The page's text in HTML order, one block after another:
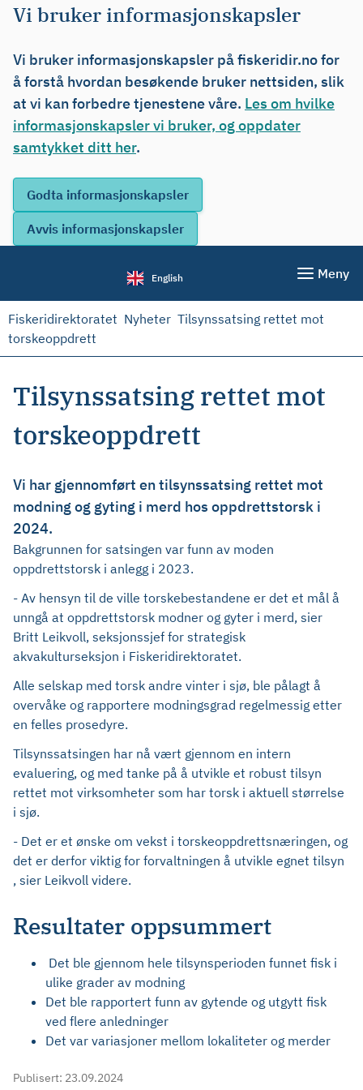
Vi bruker informasjonskapsler
Vi bruker informasjonskapsler på fiskeridir.no for
å forstå hvordan besøkende bruker nettsiden, slik
at vi kan forbedre tjenestene våre. Les om hvilke
informasjonskapsler vi bruker, og oppdater
samtykket ditt her.
English Meny
Fiskeridirektoratet Nyheter Tilsynssatsing rettet mot
torskeoppdrett
Tilsynssatsing rettet mot
torskeoppdrett
Vi har gjennomført en tilsynssatsing rettet mot
modning og gyting i merd hos oppdrettstorsk i
2024.
Bakgrunnen for satsingen var funn av moden
oppdrettstorsk i anlegg i 2023.
- Av hensyn til de ville torskebestandene er det et mål å
unngå at oppdrettstorsk modner og gyter i merd, sier
Britt Leikvoll, seksjonssjef for strategisk
akvakulturseksjon i Fiskeridirektoratet.
Alle selskap med torsk andre vinter i sjø, ble pålagt å
overvåke og rapportere modningsgrad regelmessig etter
en felles prosedyre.
Tilsynssatsingen har nå vært gjennom en intern
evaluering, og med tanke på å utvikle et robust tilsyn
rettet mot virksomheter som har torsk i aktuell størrelse
i sjø.
- Det er et ønske om vekst i torskeoppdrettsnæringen, og
det er derfor viktig for forvaltningen å utvikle egnet tilsyn
, sier Leikvoll videre.
Resultater oppsummert
Det ble gjennom hele tilsynsperioden funnet fisk i
ulike grader av modning
Det ble rapportert funn av gytende og utgytt fisk
ved flere anledninger
Det var variasjoner mellom lokaliteter og merder
Publisert: 23.09.2024